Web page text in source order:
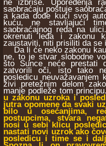
saobraćaju poštuje
a kada dođe kući svoj
kuću, ne stavljajući
saobraćajnog reda na
okrenuti leđa i zakonu
zaustaviti, niti prisiliti da se
Da li će neko zakonu
ne, to je stvar slobodne
što Sunce neće prestati
zatvorili oči, isto tako
posledicu neuvažavanjem
živi pretežnim delom
manje podleže tom
u zakonu uzroka i
jutra opomene da svaki
bilo u osećanjima,
postupcima, stvara
nosi u sebi klicu
nastati novi uzrok ako
posledicu i time se i